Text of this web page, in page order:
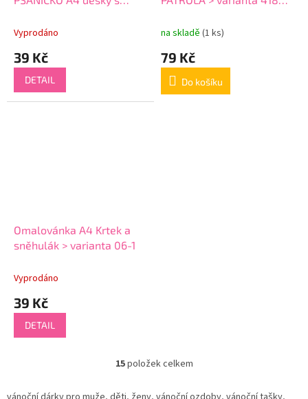
Vyprodáno
39 Kč
DETAIL
na skladě (1 ks)
79 Kč
Do košíku
Omalovánka A4 Krtek a
sněhulák > varianta 06-1
Vyprodáno
39 Kč
DETAIL
O
l
15položek celkem